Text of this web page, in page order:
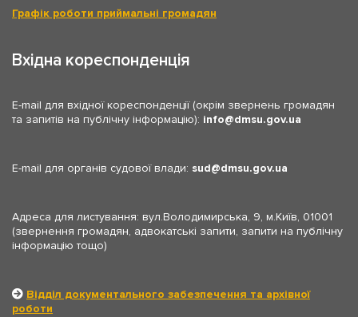
Графік роботи приймальні громадян
Вхідна кореспонденція
E-mail для вхідної кореспонденції (окрім звернень громадян
та запитів на публічну інформацію): info dmsu.gov.ua
E-mail для органів судової влади: sud dmsu.gov.ua
Адреса для листування: вул.Володимирська, 9, м.Київ, 01001
(звернення громадян, адвокатські запити, запити на публічну
інформацію тощо)
Відділ документального забезпечення та архівної
роботи